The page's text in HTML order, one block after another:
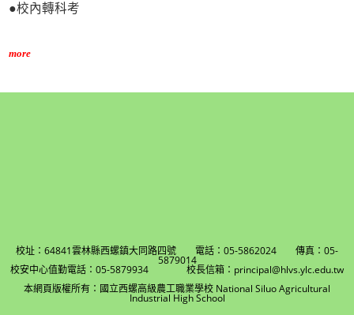
●校內轉科考
more
校址：64841雲林縣西螺鎮大同路四號 電話：05-5862024 傳真：05-
5879014
校安中心值勤電話：05-5879934 校長信箱：principal@hlvs.ylc.edu.tw
本網頁版權所有：國立西螺高級農工職業學校 National Siluo Agricultural
Industrial High School